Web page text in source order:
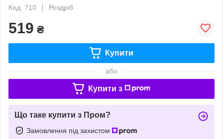
Код: 710
Роздріб
519 ₴
Купити
або
Купити з
Що таке купити з Пром?
Замовлення під захистом